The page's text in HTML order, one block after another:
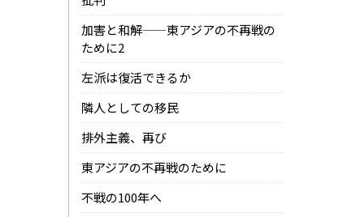
加害と和解——東アジアの不再戦の
ために2
左派は復活できるか
隣人としての移民
排外主義、再び
東アジアの不再戦のために
不戦の100年へ